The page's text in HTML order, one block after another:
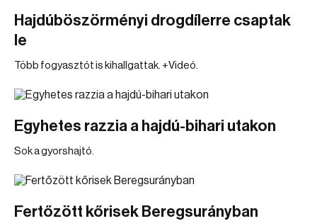
Hajdúböszörményi drogdílerre csaptak
le
Több fogyasztót is kihallgattak. +Videó.
Egyhetes razzia a hajdú-bihari utakon
Sok a gyorshajtó.
Fertőzött kőrisek Beregsurányban